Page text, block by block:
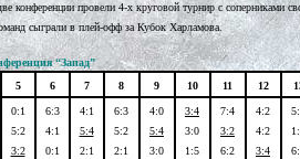
конференции провели 4-х круговой турнир с соперниками
сыграли в плей-офф за Кубок Харламова.
“Запад”
5 6 7 8 9 10 11 12
0:1
5:2
3:2
6:3
4:1
0:1
4:1
5:4
2:1
6:3
5:2
2:1
4:0
5:4
3:0
3:4
3:0
1:5
7:4
3:2
6:2
4:2
4:2
3:4